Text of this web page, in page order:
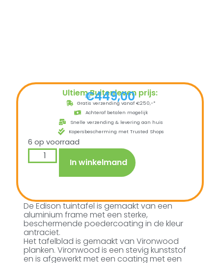
Ultiem Buitenleven prijs:
€449,00
Gratis verzending vanaf €250,-*
Achteraf betalen mogelijk
Snelle verzending & levering aan huis
Kopersbescherming met Trusted Shops
6 op voorraad
In winkelmand
De Edison tuintafel is gemaakt van een
aluminium frame met een sterke,
beschermende poedercoating in de kleur
antraciet.
Het tafelblad is gemaakt van Vironwood
planken. Vironwood is een stevig kunststof
en is afgewerkt met een coating met een